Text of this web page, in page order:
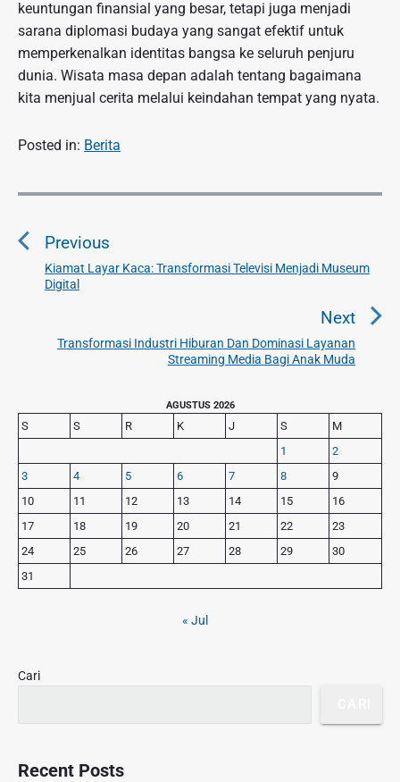
keuntungan finansial yang besar, tetapi juga menjadi
sarana diplomasi budaya yang sangat efektif untuk
memperkenalkan identitas bangsa ke seluruh penjuru
dunia. Wisata masa depan adalah tentang bagaimana
kita menjual cerita melalui keindahan tempat yang nyata.
Posted in: Berita
N
v
o
s
Previous
P
r
s
t
:
Kiamat Layar Kaca: Transformasi Televisi Menjadi Museum
Digital
Next
N
e
t
p
Transformasi Industri Hiburan Dan Dominasi Layanan
Streaming Media Bagi Anak Muda
r
i
m
a
r
y
S
d
e
AGUSTUS 2026
S S R K J S
M
1
2
3
4 5 6 7 8
9
10
11 12 13 14 15
16
17
18 19 20 21 22
23
24
25 26 27 28 29
30
31
« Jul
Cari
Recent Posts